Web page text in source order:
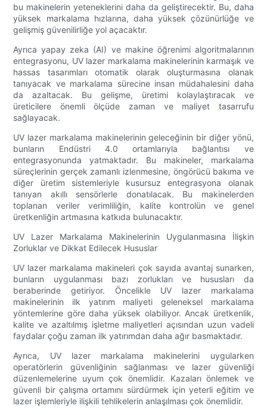
bu makinelerin yeteneklerini daha da geliştirecektir. Bu, daha
yüksek markalama hızlarına, daha yüksek çözünürlüğe ve
gelişmiş güvenilirliğe yol açacaktır.
Ayrıca yapay zeka (AI) ve makine öğrenimi algoritmalarının
entegrasyonu, UV lazer markalama makinelerinin karmaşık ve
hassas tasarımları otomatik olarak oluşturmasına olanak
tanıyacak ve markalama sürecine insan müdahalesini daha
da azaltacak. Bu gelişme, üretimi kolaylaştıracak ve
üreticilere önemli ölçüde zaman ve maliyet tasarrufu
sağlayacak.
UV lazer markalama makinelerinin geleceğinin bir diğer yönü,
bunların Endüstri 4.0 ortamlarıyla bağlantısı ve
entegrasyonunda yatmaktadır. Bu makineler, markalama
süreçlerinin gerçek zamanlı izlenmesine, öngörücü bakıma ve
diğer üretim sistemleriyle kusursuz entegrasyona olanak
tanıyan akıllı sensörlerle donatılacak. Bu makinelerden
toplanan veriler verimliliğin, kalite kontrolün ve genel
üretkenliğin artmasına katkıda bulunacaktır.
UV Lazer Markalama Makinelerinin Uygulanmasına İlişkin
Zorluklar ve Dikkat Edilecek Hususlar
UV lazer markalama makineleri çok sayıda avantaj sunarken,
bunların uygulanması bazı zorlukları ve hususları da
beraberinde getiriyor. Öncelikle UV lazer markalama
makinelerinin ilk yatırım maliyeti geleneksel markalama
yöntemlerine göre daha yüksek olabiliyor. Ancak üretkenlik,
kalite ve azaltılmış işletme maliyetleri açısından uzun vadeli
faydalar çoğu zaman ilk yatırımdan daha ağır basmaktadır.
Ayrıca, UV lazer markalama makinelerini uygularken
operatörlerin güvenliğinin sağlanması ve lazer güvenliği
düzenlemelerine uyum çok önemlidir. Kazaları önlemek ve
güvenli bir çalışma ortamını sürdürmek için yeterli eğitim ve
lazer işlemleriyle ilişkili tehlikelerin anlaşılması çok önemlidir.